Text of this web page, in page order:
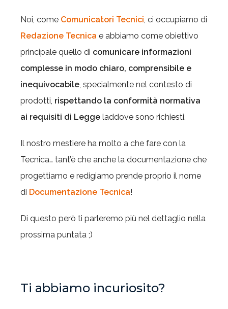
Noi, come Comunicatori Tecnici, ci occupiamo di
Redazione Tecnica e abbiamo come obiettivo
principale quello di comunicare informazioni
complesse in modo chiaro, comprensibile e
inequivocabile, specialmente nel contesto di
prodotti, rispettando la conformità normativa
ai requisiti di Legge laddove sono richiesti.
Il nostro mestiere ha molto a che fare con la
Tecnica… tant’è che anche la documentazione che
progettiamo e redigiamo prende proprio il nome
di Documentazione Tecnica!
Di questo però ti parleremo più nel dettaglio nella
prossima puntata ;)
Ti abbiamo incuriosito?